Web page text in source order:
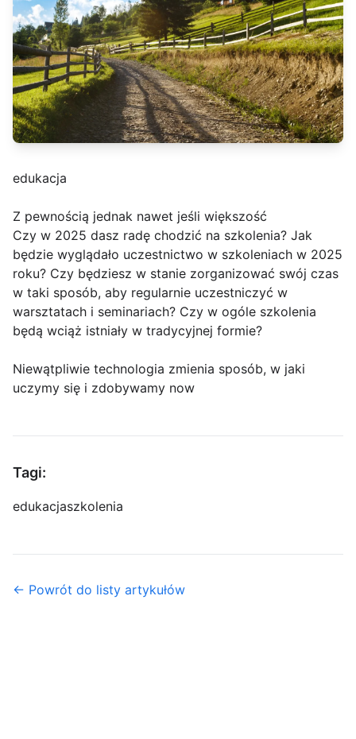
edukacja
Z pewnością jednak nawet jeśli większość
Czy w 2025 dasz radę chodzić na szkolenia? Jak
będzie wyglądało uczestnictwo w szkoleniach w 2025
roku? Czy będziesz w stanie zorganizować swój czas
w taki sposób, aby regularnie uczestniczyć w
warsztatach i seminariach? Czy w ogóle szkolenia
będą wciąż istniały w tradycyjnej formie?
Niewątpliwie technologia zmienia sposób, w jaki
uczymy się i zdobywamy now
Tagi:
edukacjaszkolenia
← Powrót do listy artykułów